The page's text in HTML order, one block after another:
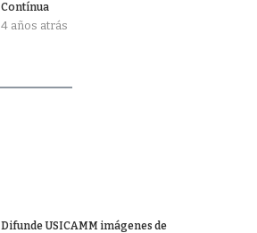
Contínua
4 años atrás
Difunde USICAMM imágenes de